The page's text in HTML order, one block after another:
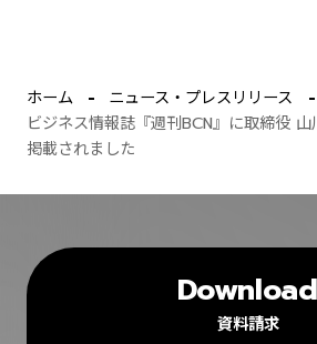
ホーム ニュース・プレスリリース
ビジネス情報誌『週刊BCN』に取締役
掲載されました
Download
資料請求